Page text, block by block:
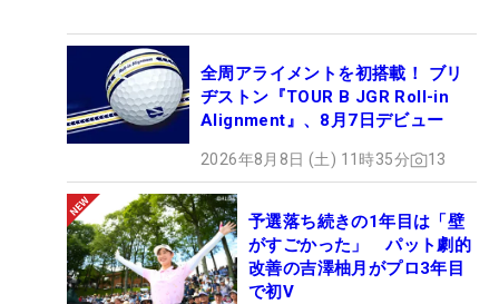
全周アライメントを初搭載！ ブリ
ヂストン『TOUR B JGR Roll-in
Alignment』、8月7日デビュー
2026年8月8日 (土) 11時35分 13
予選落ち続きの1年目は「壁
がすごかった」 パット劇的
改善の吉澤柚月がプロ3年目
で初V